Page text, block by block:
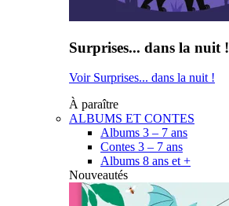
Surprises... dans la nuit !
Voir Surprises... dans la nuit !
À paraître
ALBUMS ET CONTES
Albums 3 – 7 ans
Contes 3 – 7 ans
Albums 8 ans et +
Nouveautés